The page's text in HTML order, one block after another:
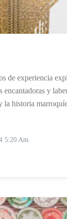
de experiencia
y
la historia
5:20 Am